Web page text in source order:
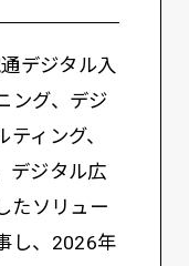
デジタル入
ング、デジ
ィング、
デジタル広
たソリュー
し、2026年